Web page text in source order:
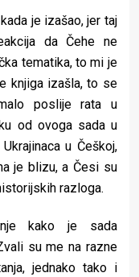
je izašao, jer taj
da Čehe ne
tematika, to mi je
knjiga izašla, to se
poslije rata u
od ovoga sada u
u Češkoj,
je blizu, a Česi su
razloga.
kako je sada
su me na razne
jednako tako i